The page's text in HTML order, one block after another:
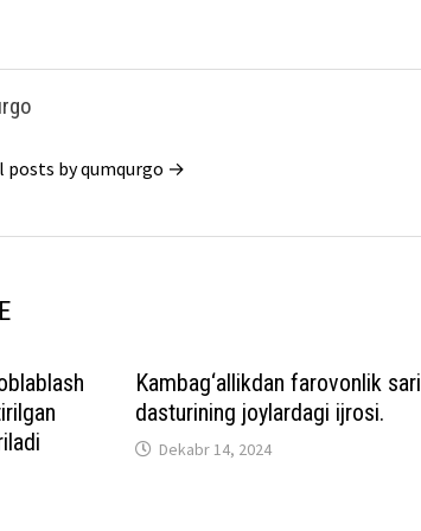
posts by qumqurgo →
Kambag‘allikdan farovonlik sari
dasturining joylardagi ijrosi.
Dekabr 14, 2024